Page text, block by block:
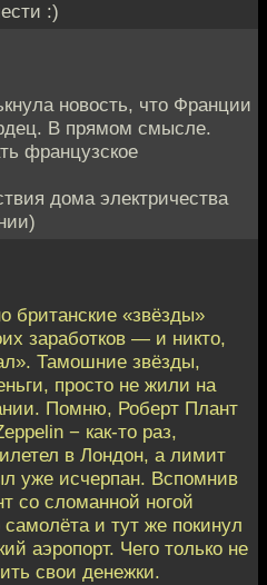
:)
новость, что Франции
В прямом смысле.
французское
дома электричества
британские «звёзды»
заработков — и никто,
Тамошние звёзды,
просто не жили на
Помню, Роберт Плант
− как-то раз,
в Лондон, а лимит
уже исчерпан. Вспомнив
со сломанной ногой
и тут же покинул
аэропорт. Чего только не
свои денежки.